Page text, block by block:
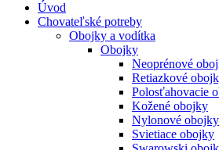
Úvod
Chovateľské potreby
Obojky a vodítka
Obojky
Neoprénové
Retiazkové
Polosťahovacie
Kožené obojky
Nylonové obojky
Svietiace obojky